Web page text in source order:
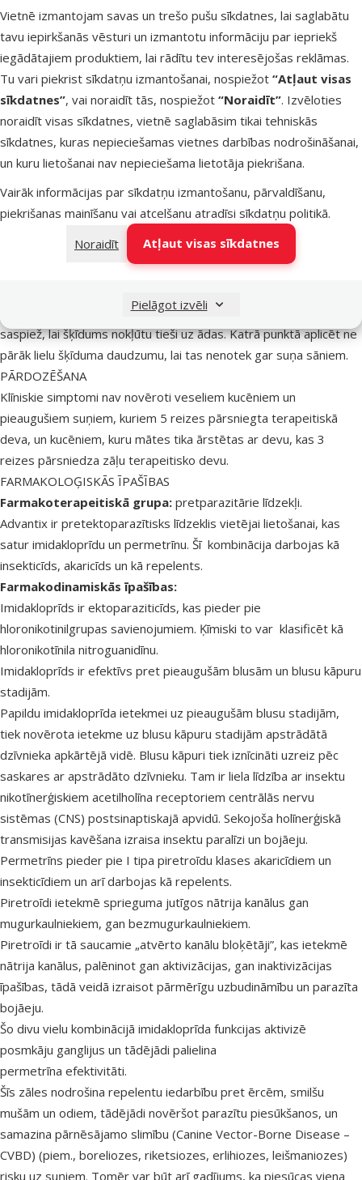
Vietnē izmantojam savas un trešo pušu sīkdatnes, lai saglabātu
tavu iepirkšanās vēsturi un izmantotu informāciju par iepriekš
iegādātajiem produktiem, lai rādītu tev interesējošas reklāmas.
Tu vari piekrist sīkdatņu izmantošanai, nospiežot “Atļaut visas
sīkdatnes”, vai noraidīt tās, nospiežot “Noraidīt”. Izvēloties
noraidīt visas sīkdatnes, vietnē saglabāsim tikai tehniskās
sīkdatnes, kuras nepieciešamas vietnes darbības nodrošināšanai,
un kuru lietošanai nav nepieciešama lietotāja piekrišana.
Vairāk informācijas par sīkdatņu izmantošanu, pārvaldīšanu,
piekrišanas mainīšanu vai atcelšanu atradīsi sīkdatņu politikā.
Noraidīt
Atļaut visas sīkdatnes
Pielāgot izvēli
atkārtota ārstēšana.
Lietošana:
Izņemiet pipeti no iepakojuma. Turot pipeti vertikālā stāvoklī,
atskrūvē un noņem vāciņu. Pagriež vāciņu un ar pretējo galu
uzliek uz pipetes. Pagriež vāciņu, lai pārdurtu plombu, tad noņem
vāciņu no pipetes.
Suņiem, kuru ķermeņa svars ir 10 kg vai mazāk:
Sunim esot stāvus pozīcijā, starp lāpstiņām pašķir apmatojumu,
līdz kļūst redzama āda. Pipetes galu novieto uz ādas un vairākas
reizes pipeti spēcīgi saspiež, lai tās saturs nokļūtu tieši uz ādas.
Suņiem, kuru ķermeņa svars ir vairāk kā 10 kg:
Sunim esot stāvus pozīcijā, viss Advantix pipetes saturs jāaplicē
uz muguras vienmērīgi četros punktos, sākot no lāpstiņām līdz
redzama āda. Pipetes galu novieto uz ādas un pipeti viegli
saspiež, lai šķīdums nokļūtu tieši uz ādas. Katrā punktā aplicēt ne
pārāk lielu šķīduma daudzumu, lai tas nenotek gar suņa sāniem.
PĀRDOZĒŠANA
Klīniskie simptomi nav novēroti veseliem kucēniem un
pieaugušiem suņiem, kuriem 5 reizes pārsniegta terapeitiskā
deva, un kucēniem, kuru mātes tika ārstētas ar devu, kas 3
reizes pārsniedza zāļu terapeitisko devu.
FARMAKOLOĢISKĀS ĪPAŠĪBAS
Farmakoterapeitiskā grupa: pretparazitārie līdzekļi.
Advantix ir pretektoparazītisks līdzeklis vietējai lietošanai, kas
satur imidakloprīdu un permetrīnu. Šī kombinācija darbojas kā
insekticīds, akaricīds un kā repelents.
Farmakodinamiskās īpašības:
Imidakloprīds ir ektoparaziticīds, kas pieder pie
hloronikotinilgrupas savienojumiem. Ķīmiski to var klasificēt kā
hloronikotīnila nitroguanidīnu.
Imidakloprīds ir efektīvs pret pieaugušām blusām un blusu kāpuru
stadijām.
Papildu imidakloprīda ietekmei uz pieaugušām blusu stadijām,
tiek novērota ietekme uz blusu kāpuru stadijām apstrādātā
dzīvnieka apkārtējā vidē. Blusu kāpuri tiek iznīcināti uzreiz pēc
saskares ar apstrādāto dzīvnieku. Tam ir liela līdzība ar insektu
nikotīnerģiskiem acetilholīna receptoriem centrālās nervu
sistēmas (CNS) postsinaptiskajā apvidū. Sekojoša holīnerģiskā
transmisijas kavēšana izraisa insektu paralīzi un bojāeju.
Permetrīns pieder pie I tipa piretroīdu klases akaricīdiem un
insekticīdiem un arī darbojas kā repelents.
Piretroīdi ietekmē sprieguma jutīgos nātrija kanālus gan
mugurkaulniekiem, gan bezmugurkaulniekiem.
Piretroīdi ir tā saucamie „atvērto kanālu bloķētāji”, kas ietekmē
nātrija kanālus, palēninot gan aktivizācijas, gan inaktivizācijas
īpašības, tādā veidā izraisot pārmērīgu uzbudināmību un parazīta
bojāeju.
Šo divu vielu kombinācijā imidakloprīda funkcijas aktivizē
posmkāju ganglijus un tādējādi palielina
permetrīna efektivitāti.
Šīs zāles nodrošina repelentu iedarbību pret ērcēm, smilšu
mušām un odiem, tādējādi novēršot parazītu piesūkšanos, un
samazina pārnēsājamo slimību (Canine Vector-Borne Disease –
CVBD) (piem., boreliozes, riketsiozes, erlihiozes, leišmaniozes)
risku uz suņiem. Tomēr var būt arī gadījums, ka piesūcas viena